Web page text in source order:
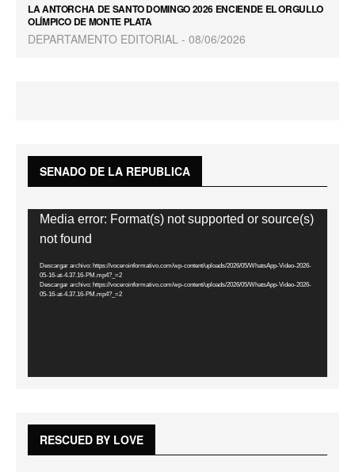
LA ANTORCHA DE SANTO DOMINGO 2026 ENCIENDE EL ORGULLO
OLÍMPICO DE MONTE PLATA
DEPARTAMENTO EDITORIAL 08/06/2026
SENADO DE LA REPUBLICA
Reproductor
vídeo
Media error: Format(s) not supported or source(s)
not found
Descargar archivo: https://voceroinformativo.com/wp-content/uploads/2026/05/WhatsApp-Video-2026-
05-16-at-4.37.16-PM.mp4?_=2
Descargar archivo: https://voceroinformativo.com/wp-content/uploads/2026/05/WhatsApp-Video-2026-
05-16-at-4.37.16-PM.mp4?_=2
RESCUED BY LOVE